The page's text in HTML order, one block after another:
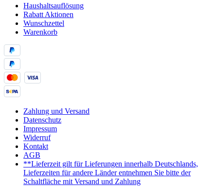
Haushaltsauflösung
Rabatt Aktionen
Wunschzettel
Warenkorb
Zahlung und Versand
Datenschutz
Impressum
Widerruf
Kontakt
AGB
**Lieferzeit gilt für Lieferungen innerhalb Deutschlands,
Lieferzeiten für andere Länder entnehmen Sie bitte der
Schaltfläche mit Versand und Zahlung